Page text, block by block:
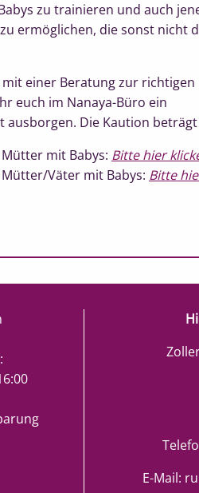
zu trainieren und auch
ermöglichen, die sonst nicht
einer Beratung zur richtigen
euch im Nanaya-Büro ein
ausborgen. Die Kaution beträgt
mit Babys: Bitte hier
Väter mit Babys: Bitte
E-Mail: